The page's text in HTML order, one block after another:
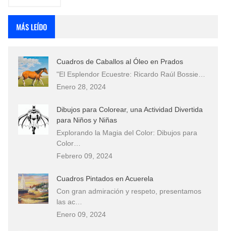
MÁS LEÍDO
Cuadros de Caballos al Óleo en Prados
"El Esplendor Ecuestre: Ricardo Raúl Bossie…
Enero 28, 2024
Dibujos para Colorear, una Actividad Divertida
para Niños y Niñas
Explorando la Magia del Color: Dibujos para
Color…
Febrero 09, 2024
Cuadros Pintados en Acuerela
Con gran admiración y respeto, presentamos
las ac…
Enero 09, 2024